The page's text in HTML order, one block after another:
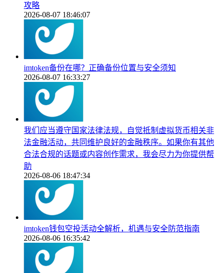
攻略
2026-08-07 18:46:07
imtoken备份在哪？正确备份位置与安全须知
2026-08-07 16:33:27
我们应当遵守国家法律法规，自觉抵制虚拟货币相关非
法金融活动，共同维护良好的金融秩序。如果你有其他
合法合规的话题或内容创作需求，我会尽力为你提供帮
助
2026-08-06 18:47:34
imtoken钱包空投活动全解析，机遇与安全防范指南
2026-08-06 16:35:42